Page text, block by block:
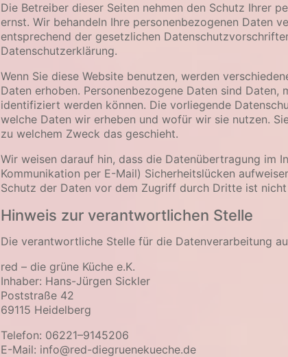
Die Betreiber dieser Seiten nehmen den Schutz Ihrer
ernst. Wir behandeln Ihre personenbezogenen Daten
entsprechend der gesetzlichen
Datenschutzerklärung.
Wenn Sie diese Website benutzen, werden
Daten erhoben. Personenbezogene Daten sind Daten,
identifiziert werden können. Die vorliegende
welche Daten wir erheben und wofür wir sie nutzen.
zu welchem Zweck das geschieht.
Wir weisen darauf hin, dass die Datenübertragung im
Kommunikation per E-Mail) Sicherheitslücken
Schutz der Daten vor dem Zugriff durch Dritte ist
Hinweis zur verantwortlichen Stelle
Die verantwortliche Stelle für die Datenverarbeitung
red – die grüne Küche e.K.
Inhaber: Hans-Jürgen Sickler
Poststraße 42
69115 Heidelberg
Telefon: 06221–9145206
E-Mail: info@red-diegruenekueche.de